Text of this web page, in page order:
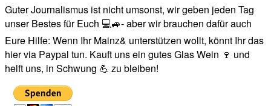
Guter Journalismus ist nicht umsonst, wir geben jeden Tag
unser Bestes für Euch 💻🚙- aber wir brauchen dafür auch
Eure Hilfe: Wenn Ihr Mainz& unterstützen wollt, könnt Ihr das
hier via Paypal tun. Kauft uns ein gutes Glas Wein 🍷 und
helft uns, in Schwung 💪 zu bleiben!